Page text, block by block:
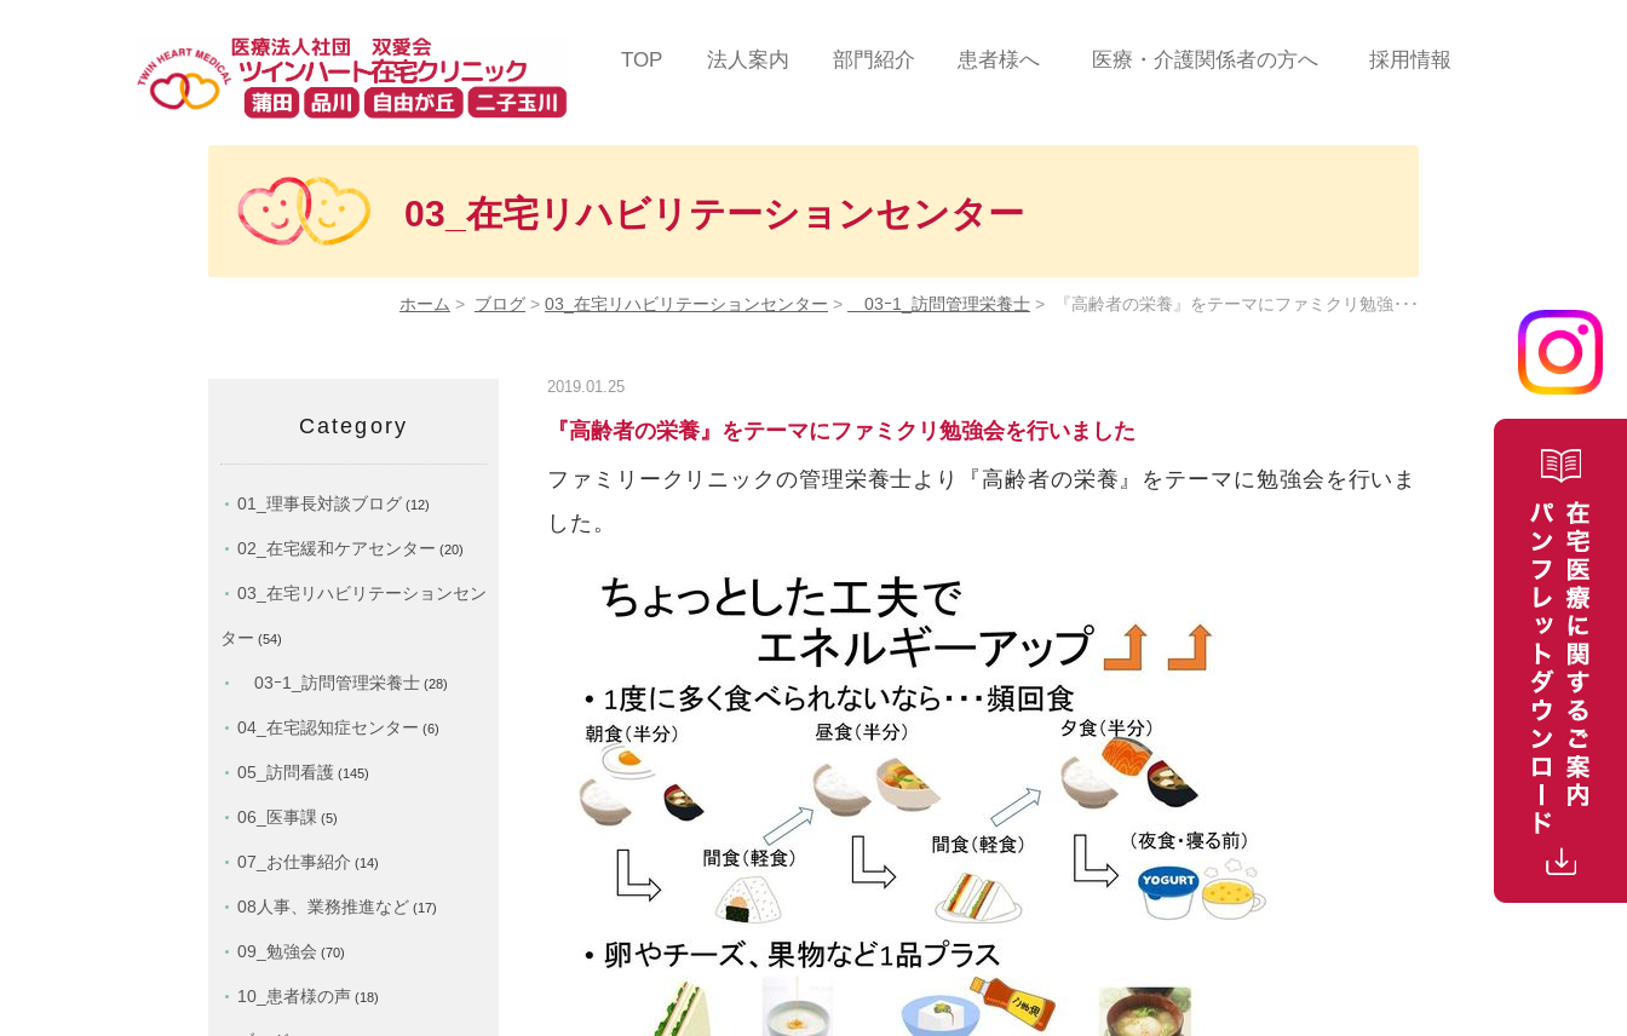
TOP 法人案内
ック
蒲田
ック品川
ツインハート在宅クリニ
ック二子玉川
スタッフ紹介
Instagram
実績紹介／連携医療機関
意思決定支援に関する指
情報セキュリティ基本方
プライバシーポリシー
部門紹介
在宅リハビリテーション
在宅認知症センター
訪問看護部門
訪問リハビリテーション
患者様相談室
臨床研究倫理審査委員会
患者様へ
掲示事項／各種加算に係
よくある質問/お問合せ
医療・介護関係者の方へ
＜WEBフォーム＞
採用情報
03_在宅リハビリテーションセンター
ホーム > ブログ > 03_在宅リハビリテーションセンター > 03ｰ1_訪問管理栄養士 > 『高齢者の栄養』をテーマにファミクリ勉強･･･
2019.01.25
『高齢者の栄養』をテーマにファミクリ勉強会を行いました
ファミリークリニックの管理栄養士より『高齢者の栄養』をテーマに勉強会を行いま
した。
Category
01_理事長対談ブログ (12)
02_在宅緩和ケアセンター (20)
03_在宅リハビリテーションセン
ター (54)
03ｰ1_訪問管理栄養士 (28)
04_在宅認知症センター (6)
05_訪問看護 (145)
06_医事課 (5)
07_お仕事紹介 (14)
08人事、業務推進など (17)
09_勉強会 (70)
10_患者様の声 (18)